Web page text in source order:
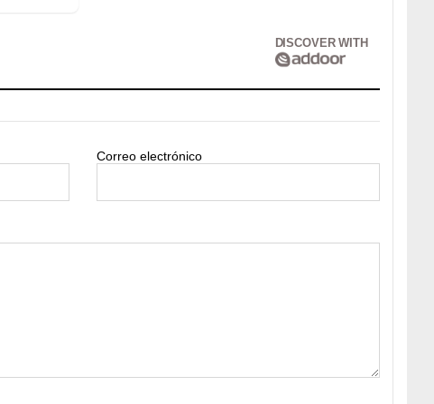
DISCOVER WITH
Correo electrónico